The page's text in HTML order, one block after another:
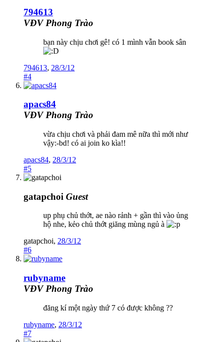
794613
VĐV Phong Trào
bạn này chịu chơi gê! có 1 mình vẫn book sân
794613, 28/3/12
#4
apacs84
VĐV Phong Trào
vừa chịu chơi và phải đam mê nữa thì mới như
vậy:-bd! có ai join ko kìa!!
apacs84, 28/3/12
#5
gatapchoi Guest
up phụ chủ thớt, ae nào rảnh + gần thì vào ủng
hộ nhe, kẻo chủ thớt giăng mùng ngủ à
gatapchoi, 28/3/12
#6
rubyname
VĐV Phong Trào
đăng kí một ngày thứ 7 có được không ??
rubyname, 28/3/12
#7